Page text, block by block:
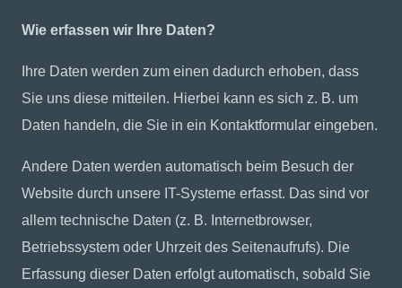
Wie erfassen wir Ihre Daten?
Ihre Daten werden zum einen dadurch erhoben, dass
Sie uns diese mitteilen. Hierbei kann es sich z. B. um
Daten handeln, die Sie in ein Kontaktformular eingeben.
Andere Daten werden automatisch beim Besuch der
Website durch unsere IT-Systeme erfasst. Das sind vor
allem technische Daten (z. B. Internetbrowser,
Betriebssystem oder Uhrzeit des Seitenaufrufs). Die
Erfassung dieser Daten erfolgt automatisch, sobald Sie